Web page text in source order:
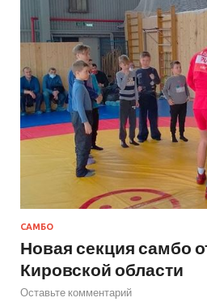
САМБО
Новая секция самбо
Кировской области
Оставьте комментарий